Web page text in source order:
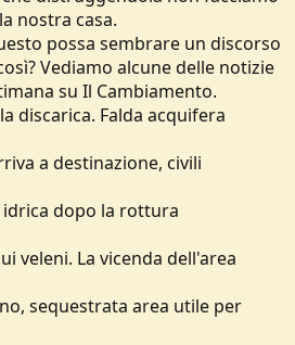
nostra casa.
possa sembrare un discorso
Vediamo alcune delle notizie
su Il Cambiamento.
discarica. Falda acquifera
a destinazione, civili
idrica dopo la rottura
veleni. La vicenda dell'area
sequestrata area utile per